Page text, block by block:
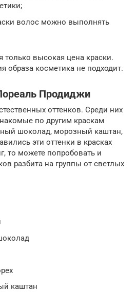
волос можно выполнять
только высокая цена краски.
образа косметика не подходит.
Продиджи
оттенков. Среди них
по другим краскам
шоколад, морозный каштан,
эти оттенки в красках
то можете попробовать и
разбита на группы от светлых
каштан